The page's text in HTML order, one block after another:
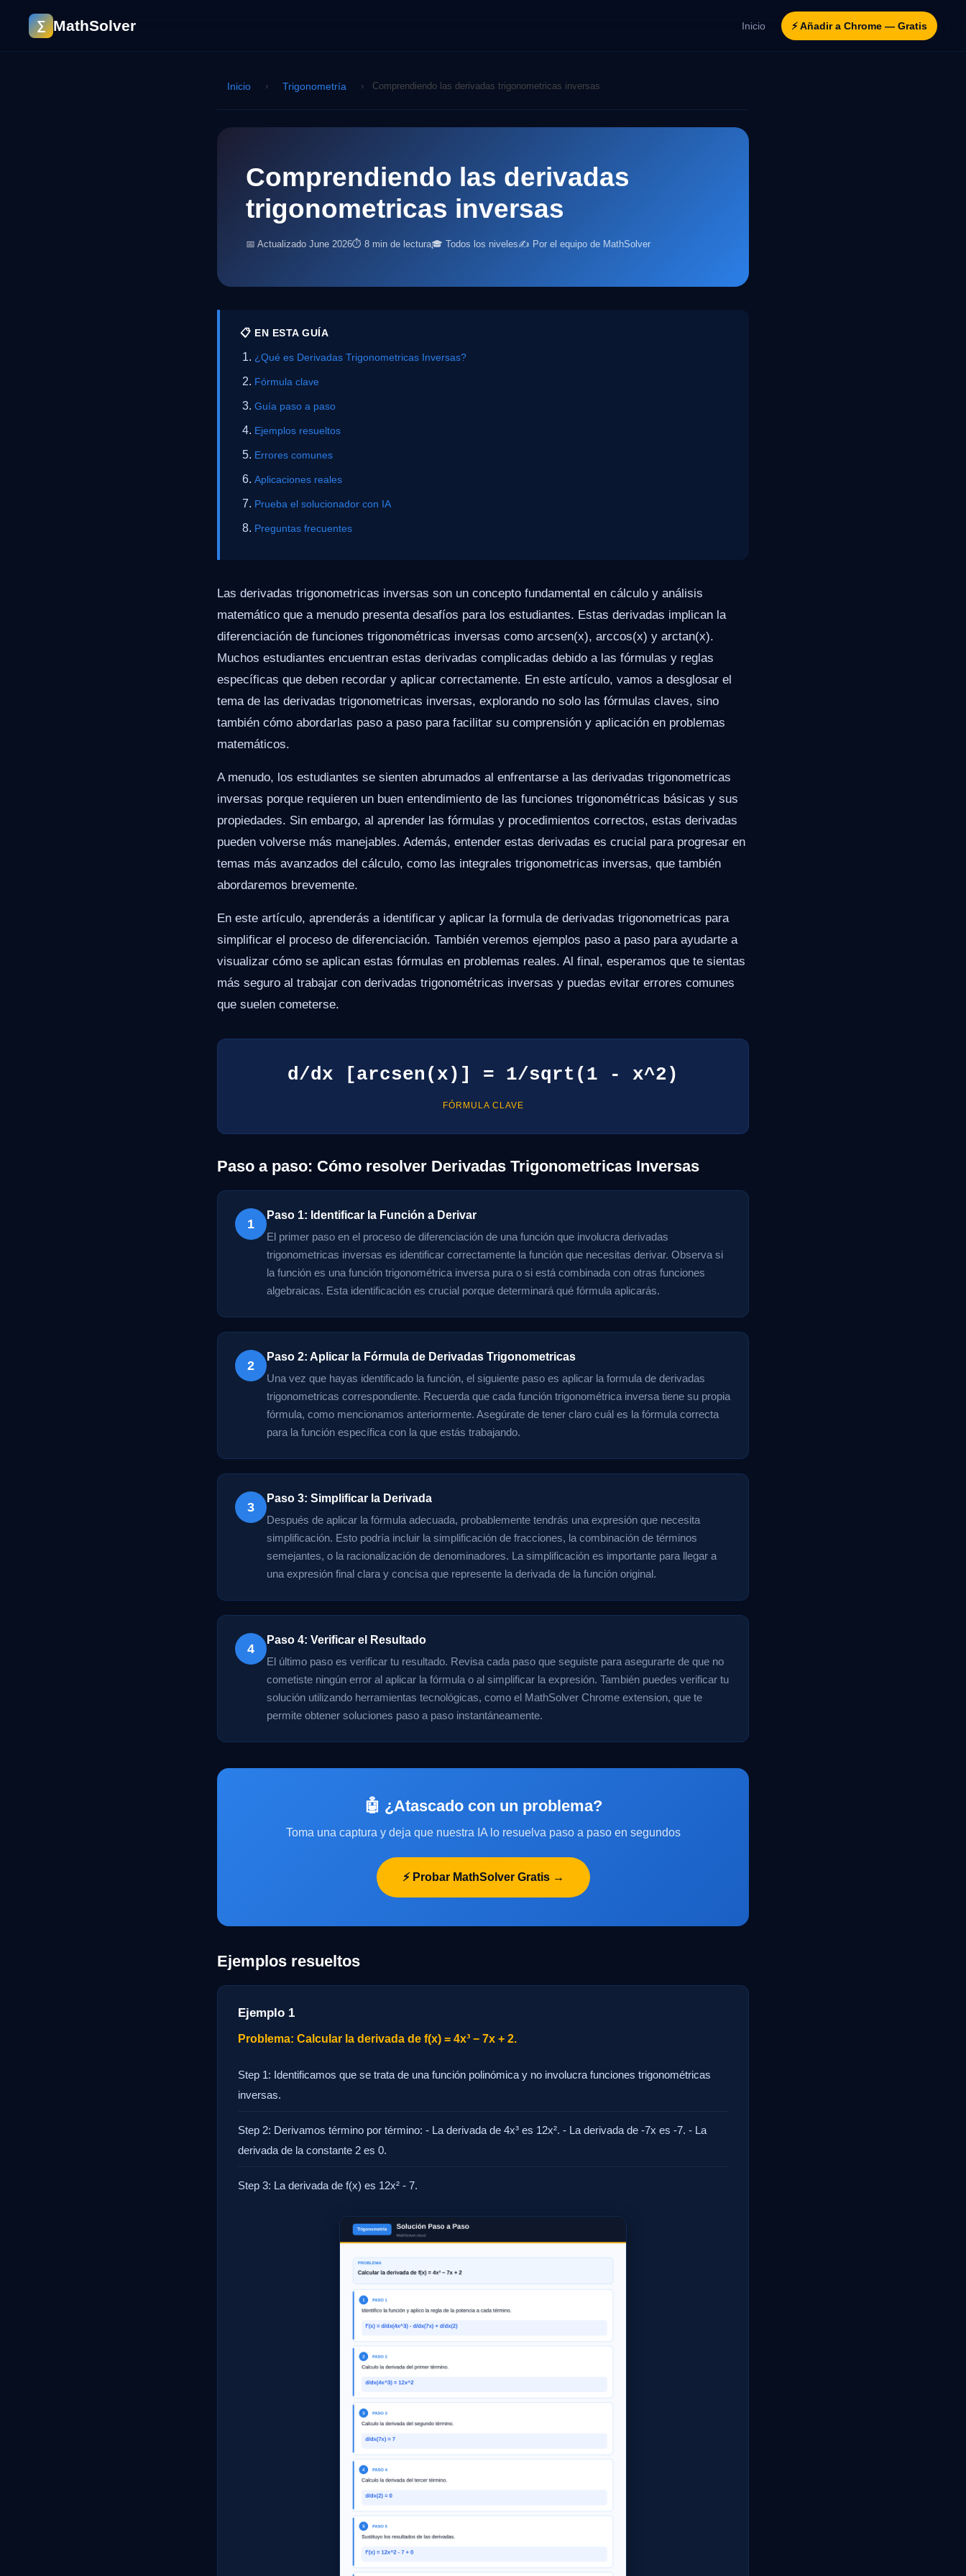
∑ MathSolver Inicio ⚡ Añadir a Chrome — Gratis
Inicio › Trigonometría › Comprendiendo las derivadas trigonometricas inversas
Comprendiendo las derivadas
trigonometricas inversas
📅 Actualizado June 2026⏱ 8 min de lectura🎓 Todos los niveles✍️ Por el equipo de MathSolver
📋 EN ESTA GUÍA
¿Qué es Derivadas Trigonometricas Inversas?
Fórmula clave
Guía paso a paso
Ejemplos resueltos
Errores comunes
Aplicaciones reales
Prueba el solucionador con IA
Preguntas frecuentes
Las derivadas trigonometricas inversas son un concepto fundamental en cálculo y análisis
matemático que a menudo presenta desafíos para los estudiantes. Estas derivadas implican la
diferenciación de funciones trigonométricas inversas como arcsen(x), arccos(x) y arctan(x).
Muchos estudiantes encuentran estas derivadas complicadas debido a las fórmulas y reglas
específicas que deben recordar y aplicar correctamente. En este artículo, vamos a desglosar el
tema de las derivadas trigonometricas inversas, explorando no solo las fórmulas claves, sino
también cómo abordarlas paso a paso para facilitar su comprensión y aplicación en problemas
matemáticos.
A menudo, los estudiantes se sienten abrumados al enfrentarse a las derivadas trigonometricas
inversas porque requieren un buen entendimiento de las funciones trigonométricas básicas y sus
propiedades. Sin embargo, al aprender las fórmulas y procedimientos correctos, estas derivadas
pueden volverse más manejables. Además, entender estas derivadas es crucial para progresar en
temas más avanzados del cálculo, como las integrales trigonometricas inversas, que también
abordaremos brevemente.
En este artículo, aprenderás a identificar y aplicar la formula de derivadas trigonometricas para
simplificar el proceso de diferenciación. También veremos ejemplos paso a paso para ayudarte a
visualizar cómo se aplican estas fórmulas en problemas reales. Al final, esperamos que te sientas
más seguro al trabajar con derivadas trigonométricas inversas y puedas evitar errores comunes
que suelen cometerse.
d/dx [arcsen(x)] = 1/sqrt(1 - x^2)
FÓRMULA CLAVE
Paso a paso: Cómo resolver Derivadas Trigonometricas Inversas
1
Paso 1: Identificar la Función a Derivar
El primer paso en el proceso de diferenciación de una función que involucra derivadas
trigonometricas inversas es identificar correctamente la función que necesitas derivar. Observa si
la función es una función trigonométrica inversa pura o si está combinada con otras funciones
algebraicas. Esta identificación es crucial porque determinará qué fórmula aplicarás.
2
Paso 2: Aplicar la Fórmula de Derivadas Trigonometricas
Una vez que hayas identificado la función, el siguiente paso es aplicar la formula de derivadas
trigonometricas correspondiente. Recuerda que cada función trigonométrica inversa tiene su propia
fórmula, como mencionamos anteriormente. Asegúrate de tener claro cuál es la fórmula correcta
para la función específica con la que estás trabajando.
3
Paso 3: Simplificar la Derivada
Después de aplicar la fórmula adecuada, probablemente tendrás una expresión que necesita
simplificación. Esto podría incluir la simplificación de fracciones, la combinación de términos
semejantes, o la racionalización de denominadores. La simplificación es importante para llegar a
una expresión final clara y concisa que represente la derivada de la función original.
4
Paso 4: Verificar el Resultado
El último paso es verificar tu resultado. Revisa cada paso que seguiste para asegurarte de que no
cometiste ningún error al aplicar la fórmula o al simplificar la expresión. También puedes verificar tu
solución utilizando herramientas tecnológicas, como el MathSolver Chrome extension, que te
permite obtener soluciones paso a paso instantáneamente.
🤖 ¿Atascado con un problema?
Toma una captura y deja que nuestra IA lo resuelva paso a paso en segundos
⚡ Probar MathSolver Gratis →
Ejemplos resueltos
Ejemplo 1
Problema: Calcular la derivada de f(x) = 4x³ − 7x + 2.
Step 1: Identificamos que se trata de una función polinómica y no involucra funciones trigonométricas
inversas.
Step 2: Derivamos término por término: - La derivada de 4x³ es 12x². - La derivada de -7x es -7. - La
derivada de la constante 2 es 0.
Step 3: La derivada de f(x) es 12x² - 7.